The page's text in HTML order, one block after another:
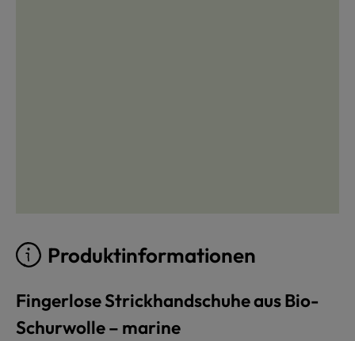
Produktinformationen
Fingerlose Strickhandschuhe aus Bio-
Schurwolle – marine